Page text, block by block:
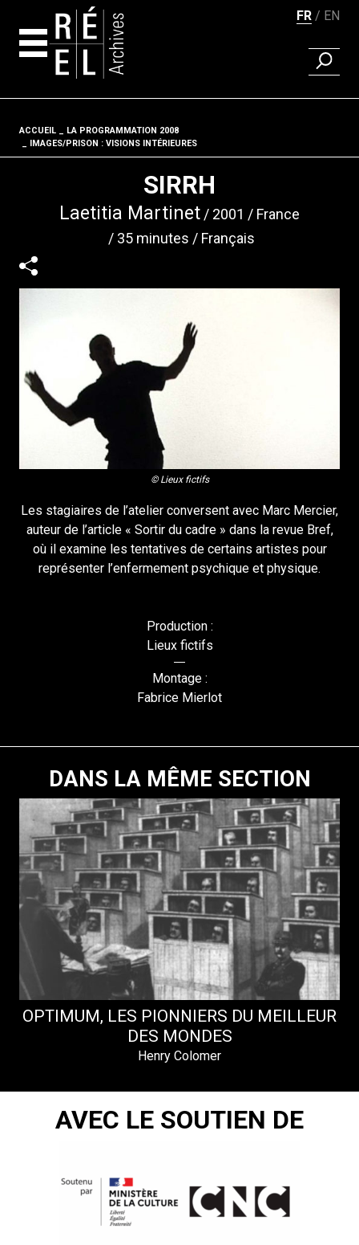
FR EN
ACCUEIL
LA PROGRAMMATION 2008
IMAGES/PRISON : VISIONS INTÉRIEURES
SIRRH
Laetitia Martinet 2001
France
35 minutes
Français
© Lieux fictifs
Les stagiaires de l’atelier conversent avec Marc Mercier,
auteur de l’article « Sortir du cadre » dans la revue Bref,
où il examine les tentatives de certains artistes pour
représenter l’enfermement psychique et physique.
Production :
Lieux fictifs
Montage :
Fabrice Mierlot
DANS LA MÊME SECTION
OPTIMUM, LES PIONNIERS DU MEILLEUR
DES MONDES
Henry Colomer
AVEC LE SOUTIEN DE